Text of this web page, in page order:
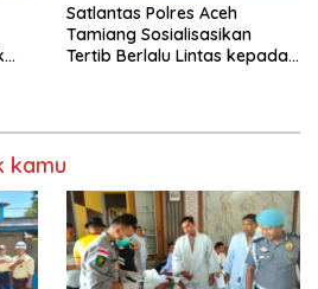
Satlantas Polres Aceh
Tamiang Sosialisasikan
Tertib Berlalu Lintas kepada
kamu